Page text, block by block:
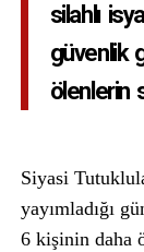
silahlı
güvenlik
ölenlerin
Siyasi
yayımladığı
6 kişinin daha